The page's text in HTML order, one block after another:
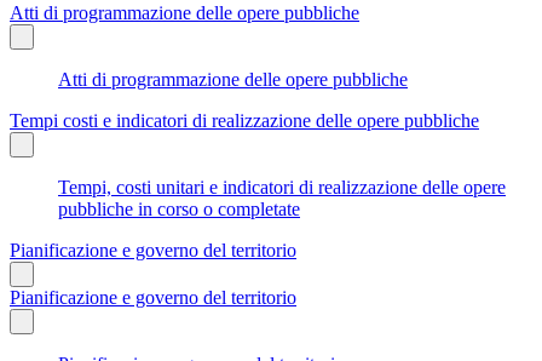
Atti di programmazione delle opere pubbliche
Atti di programmazione delle opere pubbliche
Tempi costi e indicatori di realizzazione delle opere pubbliche
Tempi, costi unitari e indicatori di realizzazione delle opere
pubbliche in corso o completate
Pianificazione e governo del territorio
Pianificazione e governo del territorio